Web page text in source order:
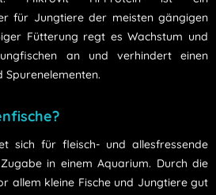
für Jungtiere der meisten gängigen
Fütterung regt es Wachstum und
an und verhindert einen
Spurenelementen.
sich für fleisch- und allesfressende
in einem Aquarium. Durch die
allem kleine Fische und Jungtiere gut